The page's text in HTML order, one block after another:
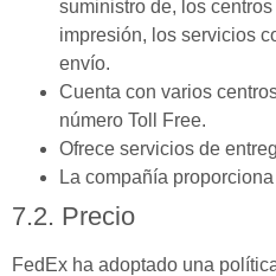
suministro de, los
impresión, los servicios
envío.
Cuenta con varios
número Toll Free.
Ofrece servicios de
La compañía
7.2. Precio
FedEx ha adoptado una